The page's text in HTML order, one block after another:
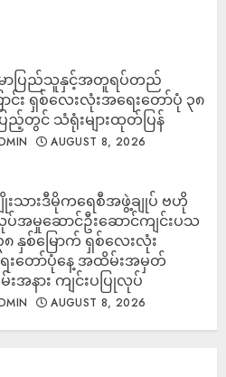
မာပြည်သူနှင့်အတူရပ်တည်
ာင်း ရှစ်လေးလုံးအရေးတော်ပုံ ၃၈
ြည့်တွင် သံရုံးများထုတ်ပြန်
AUGUST 8, 2026
းသားဒီမိုကရေစီအဖွဲ့ချုပ် ဗဟို
အမှုဆောင်ဦးဆောင်ကျင်းပသ
နှစ်မြောက် ရှစ်လေးလုံး
းတော်ပုံနေ့ အထိမ်းအမှတ်
းအနား ကျင်းပပြုလုပ်
AUGUST 8, 2026